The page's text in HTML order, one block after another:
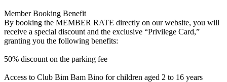
Member Booking Benefit
By booking the MEMBER RATE directly on our website, you will
receive a special discount and the exclusive “Privilege Card,”
granting you the following benefits:
50% discount on the parking fee
Access to Club Bim Bam Bino for children aged 2 to 16 years